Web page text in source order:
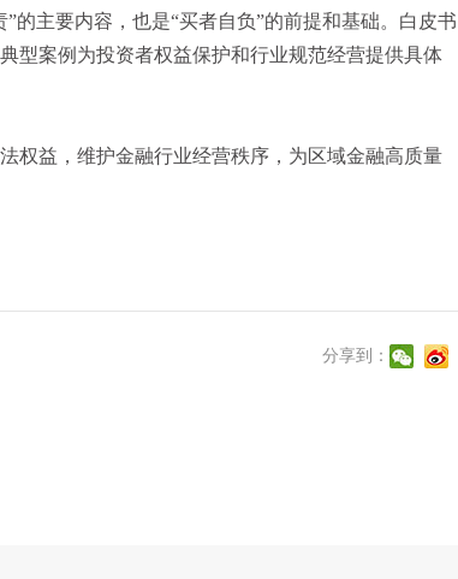
主要内容，也是“买者自负”的前提和基础。白皮书
型案例为投资者权益保护和行业规范经营提供具体
益，维护金融行业经营秩序，为区域金融高质量
分享到：